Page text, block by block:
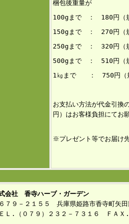
梱包後重量が
100gまで ： 180円（
150g まで ： 270円（
250gまで ： 320円（
500gまで ： 510円（
1㎏まで ： 750円（
お支払い方法が代金引換
円）はお客様負担にてお
※プレゼント等でお届け
会社 香寺ハーブ・ガーデン
７９－２１５５ 兵庫県姫路市香寺町矢田
Ｌ.（０７９）２３２－７３１６ ＦＡ